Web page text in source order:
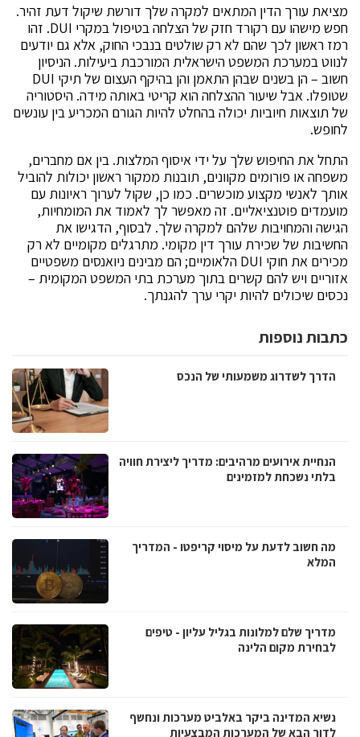
מציאת עורך הדין המתאים למקרה שלך דורשת שיקול דעת זהיר.
חפש מישהו עם רקורד חזק של הצלחה בטיפול במקרי DUI. זהו
רמז ראשון לכך שהם לא רק שולטים בנבכי החוק, אלא גם יודעים
לנווט במערכת המשפט הישראלית המורכבת ביעילות. הניסיון
חשוב – הן בשנים שבהן התאמן והן בהיקף העצום של תיקי DUI
שטופלו. אבל שיעור ההצלחה הוא קריטי באותה מידה. היסטוריה
של תוצאות חיוביות יכולה בהחלט להיות הגורם המכריע בין עונשים
לחופש.
התחל את החיפוש שלך על ידי איסוף המלצות. בין אם מחברים,
משפחה או פורומים מקוונים, תובנות ממקור ראשון יכולות להוביל
אותך לאנשי מקצוע מוכשרים. כמו כן, שקול לערוך ראיונות עם
מועמדים פוטנציאליים. זה מאפשר לך לאמוד את המומחיות,
הגישה והמחויבות שלהם למקרה שלך. לבסוף, הדגישו את
החשיבות של שכירת עורך דין מקומי. מתרגלים מקומיים לא רק
מכירים את חוקי DUI הלאומיים; הם מבינים ניואנסים משפטיים
אזוריים ויש להם קשרים בתוך מערכת בתי המשפט המקומית –
נכסים שיכולים להיות יקרי ערך להגנתך.
כתבות נוספות
הדרך לשדרוג משמעותי של הנכס
הנחיית אירועים מרהיבים: מדריך ליצירת חוויה
בלתי נשכחת למזמינים
מה חשוב לדעת על מיסוי קריפטו - המדריך
המלא
מדריך שלם למלונות בגליל עליון - טיפים
לבחירת מקום הלינה
נשיא המדינה ביקר באלביט מערכות ונחשף
לדור הבא של המערכות המבצעיות